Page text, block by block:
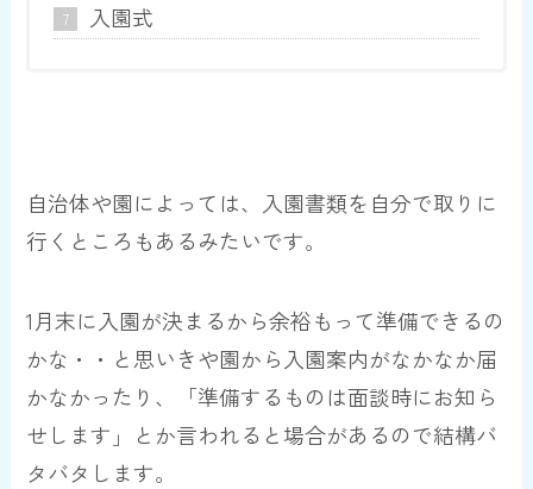
入園式
自治体や園によっては、入園書類を自分で取りに
行くところもあるみたいです。
1月末に入園が決まるから余裕もって準備できるの
かな・・と思いきや園から入園案内がなかなか届
かなかったり、「準備するものは面談時にお知ら
せします」とか言われると場合があるので結構バ
タバタします。